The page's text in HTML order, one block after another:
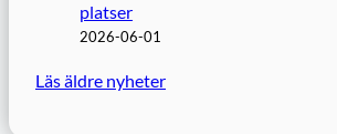
platser
2026-06-01
Läs äldre nyheter